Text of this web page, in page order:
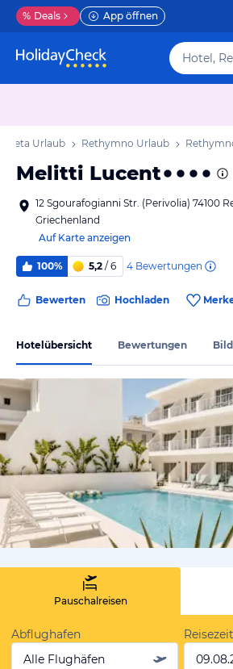
% Deals App öffnen
Kreta Urlaub Rethymno Urlaub
Melitti Lucent
12 Sgourafogianni Str. (Perivolia) 74100
Griechenland
Auf Karte anzeigen
100% 5,2 / 6 4 Bewertungen
Bewerten Hochladen
Hotelübersicht Bewertungen
Pauschalreisen
Abflughafen
Alle Flughäfen